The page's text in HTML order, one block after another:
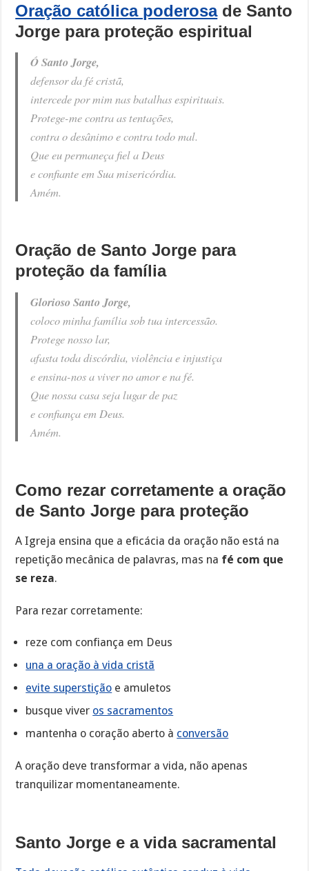
Oração católica poderosade Santo
Jorge para proteção espiritual
Ó Santo Jorge,
defensor da fé cristã,
intercede por mim nas batalhas espirituais.
Protege-me contra as tentações,
contra o desânimo e contra todo mal.
Que eu permaneça fiel a Deus
e confiante em Sua misericórdia.
Amém.
Oração de Santo Jorge para
proteção da família
Glorioso Santo Jorge,
coloco minha família sob tua intercessão.
Protege nosso lar,
afasta toda discórdia, violência e injustiça
e ensina-nos a viver no amor e na fé.
Que nossa casa seja lugar de paz
e confiança em Deus.
Amém.
Como rezar corretamente a oração
de Santo Jorge para proteção
A Igreja ensina que a eficácia da oração não está na
repetição mecânica de palavras, mas na fé com que
se reza.
Para rezar corretamente:
reze com confiança em Deus
una a oração à vida cristã
evite superstição e amuletos
busque viver os sacramentos
mantenha o coração aberto à conversão
A oração deve transformar a vida, não apenas
tranquilizar momentaneamente.
Santo Jorge e a vida sacramental